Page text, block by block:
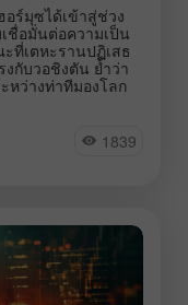
ร์มุซได้เข้าสู่ช่วง
ชื่อมั่นต่อความเป็น
ที่เตหะรานปฏิเสธ
งกับวอชิงตัน ย้ำว่า
หว่างท่าทีมองโลก
1839